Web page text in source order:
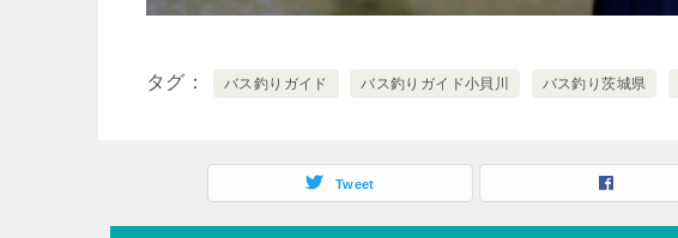
タグ バス釣りガイド バス釣りガイド小貝川 バス釣り茨城県
Tweet